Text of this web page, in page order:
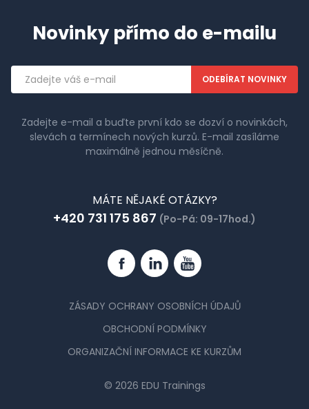
Novinky přímo do e-mailu
Emailová
adresa
Zadejte e-mail a buďte první kdo se dozví o novinkách,
slevách a termínech nových kurzů. E-mail zasíláme
maximálně jednou měsíčně.
MÁTE NĚJAKÉ OTÁZKY?
+420 731 175 867 (Po-Pá: 09-17hod.)
FacebookLinkedinYouTube
ZÁSADY OCHRANY OSOBNÍCH ÚDAJŮ
OBCHODNÍ PODMÍNKY
ORGANIZAČNÍ INFORMACE KE KURZŮM
© 2026 EDU Trainings